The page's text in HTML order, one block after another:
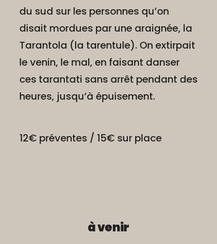
du sud sur les personnes qu’on
disait mordues par une araignée, la
Tarantola (la tarentule). On extirpait
le venin, le mal, en faisant danser
ces tarantati sans arrêt pendant des
heures, jusqu’à épuisement.
12€ préventes / 15€ sur place
à venir